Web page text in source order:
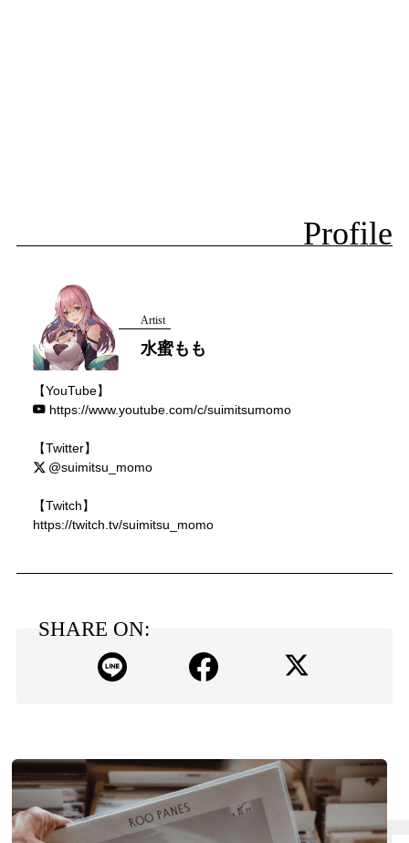
Profile
Artist
水蜜もも
【YouTube】
https://www.youtube.com/c/suimitsumomo
【Twitter】
@suimitsu_momo
【Twitch】
https://twitch.tv/suimitsu_momo
SHARE ON: